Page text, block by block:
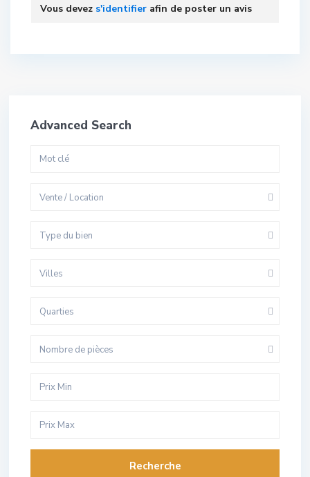
Vous devez s'identifier afin de poster un avis
Advanced Search
Vente / Location
Type du bien
Villes
Quarties
Nombre de pièces
Recherche